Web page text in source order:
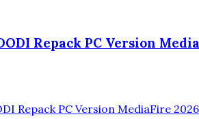
Repack PC Version
Repack PC Version MediaFire 2026